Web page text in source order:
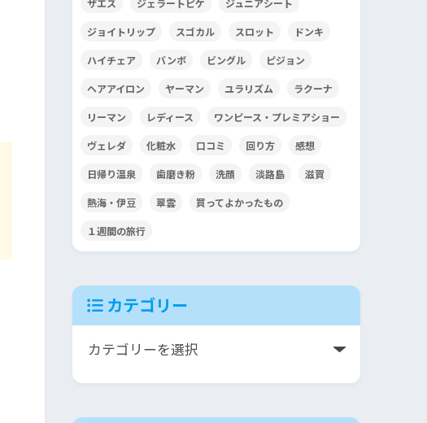
ザエス ジェラートピケ ジュニアシート
ジョイトリップ スゴカル スロット ドンキ
ハイチェア バンボ ビングル ピジョン
ヘアアイロン ヤーマン ユラリズム ラクーナ
リーマン レディース ワンピース・プレミアショー
ヴェレダ 化粧水 口コミ 回り方 感想
日帰り温泉 歯磨き粉 洗顔 淡路島 滋賀
熱海・伊豆 翠雲 買ってよかったもの
１週間の旅行
カテゴリー